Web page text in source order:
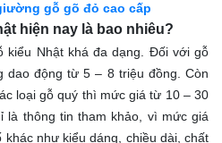
gỗ gõ đỏ cao cấp
hiện nay là bao nhiêu?
kiểu Nhật khá đa dạng. Đối với gỗ
dao động từ 5 – 8 triệu đồng. Còn
loại gỗ quý thì mức giá từ 10 – 30
là thông tin tham khảo, vì mức giá
như kiểu dáng, chiều dài, chất